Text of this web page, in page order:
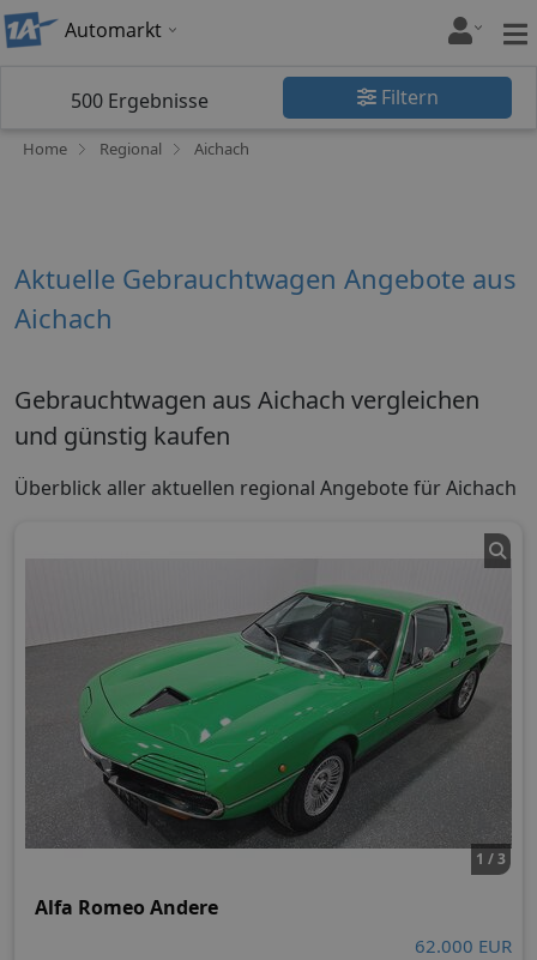
Automarkt
500 Ergebnisse Filtern
Home Regional Aichach
Aktuelle Gebrauchtwagen Angebote aus
Aichach
Gebrauchtwagen aus Aichach vergleichen
und günstig kaufen
Überblick aller aktuellen regional Angebote für Aichach
1 / 3
Alfa Romeo Andere
62.000 EUR